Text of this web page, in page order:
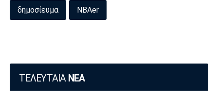
Μονακό
Ερυθρός
Πόρτο
δημοσίευμα NBAer
ΤΕΛΕΥΤΑΙΑ ΝΕΑ